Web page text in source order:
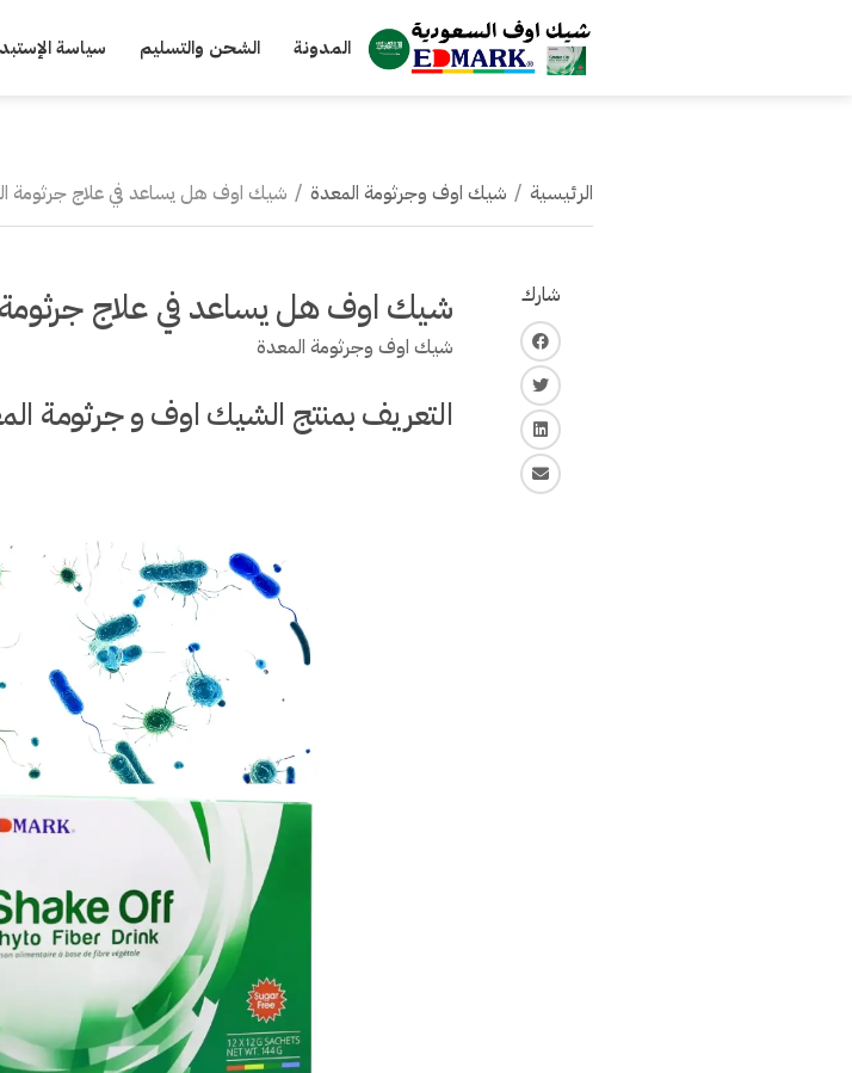
المنتجات المدونة الشحن والتسليم سياسة
الرئيسية / شيك اوف وجرثومة المعدة / شيك اوف هل يساعد في علاج جرثومة
شارك
فايس بوك
تويتر
لينكـد ان
البريد الإلكتروني
شيك اوف هل يساعد في علاج جرثومة
شيك اوف وجرثومة المعدة
التعريف بمنتج الشيك اوف و جرثومة